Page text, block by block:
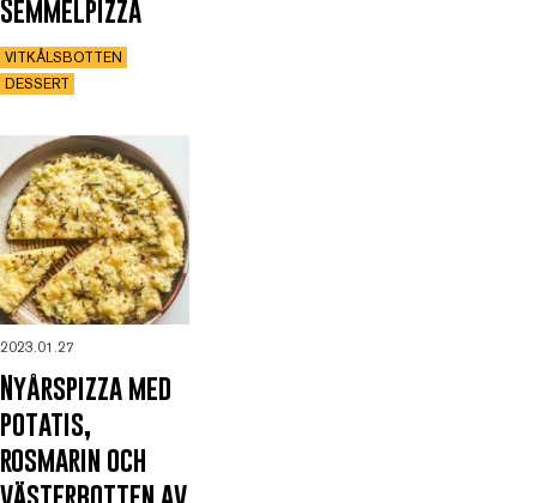
Semmelpizza
VITKÅLSBOTTEN
DESSERT
2023.01.27
Nyårspizza med
potatis,
rosmarin och
västerbotten av